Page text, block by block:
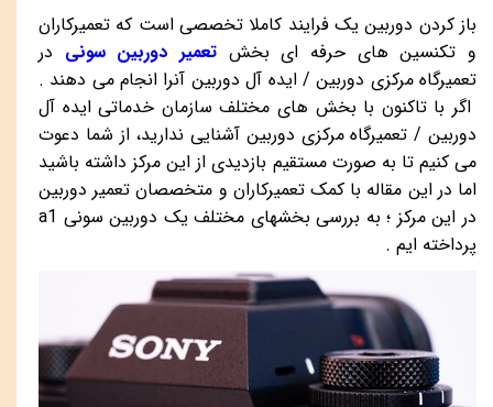
باز کردن دوربین یک فرایند کاملا تخصصی است که تعمیرکاران
و تکنسین های حرفه ای بخش تعمیر دوربین سونی در
تعمیرگاه مرکزی دوربین / ایده آل دوربین آنرا انجام می دهند .
اگر با تاکنون با بخش های مختلف سازمان خدماتی ایده آل
دوربین / تعمیرگاه مرکزی دوربین آشنایی ندارید، از شما دعوت
می کنیم تا به صورت مستقیم بازدیدی از این مرکز داشته باشید
اما در این مقاله با کمک تعمیرکاران و متخصصان تعمیر دوربین
در این مرکز ؛ به بررسی بخشهای مختلف یک دوربین سونی a1
پرداخته ایم .